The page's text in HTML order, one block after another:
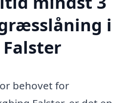
i
behovet for